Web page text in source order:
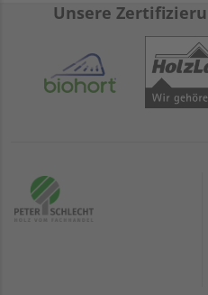
Unsere